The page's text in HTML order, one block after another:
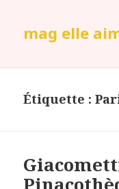
mag elle
Étiquette :